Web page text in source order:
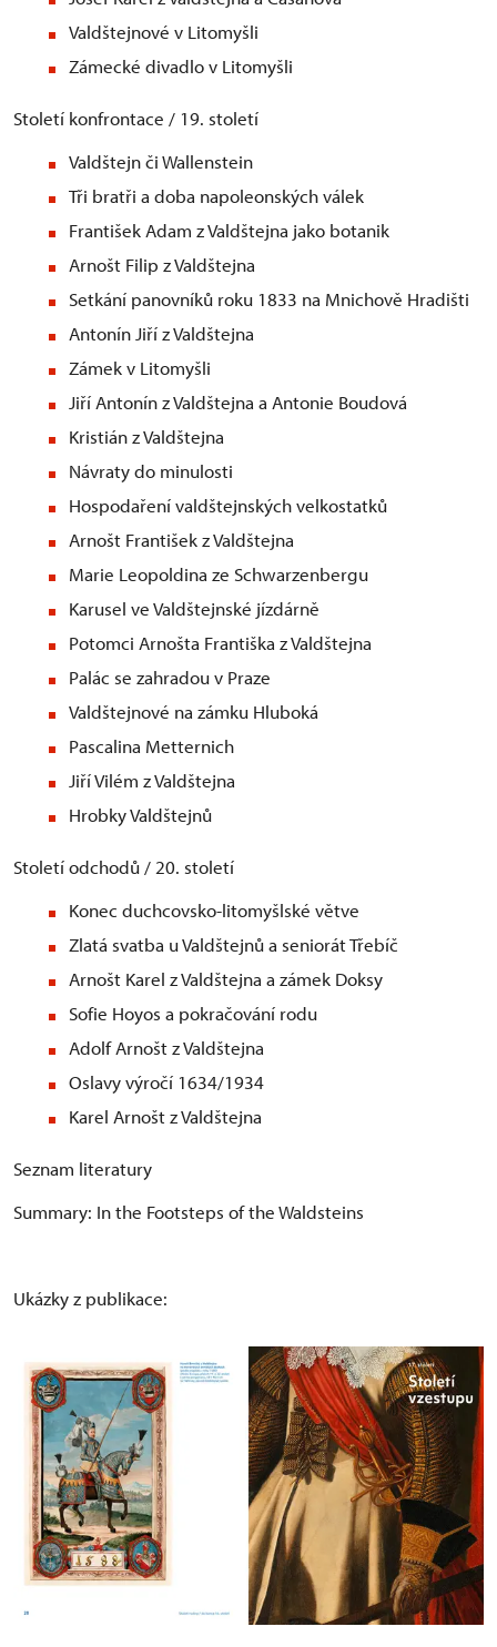
Valdštejnové v Litomyšli
Zámecké divadlo v Litomyšli
Století konfrontace / 19. století
Valdštejn či Wallenstein
Tři bratři a doba napoleonských válek
František Adam z Valdštejna jako botanik
Arnošt Filip z Valdštejna
Setkání panovníků roku 1833 na Mnichově Hradišti
Antonín Jiří z Valdštejna
Zámek v Litomyšli
Jiří Antonín z Valdštejna a Antonie Boudová
Kristián z Valdštejna
Návraty do minulosti
Hospodaření valdštejnských velkostatků
Arnošt František z Valdštejna
Marie Leopoldina ze Schwarzenbergu
Karusel ve Valdštejnské jízdárně
Potomci Arnošta Františka z Valdštejna
Palác se zahradou v Praze
Valdštejnové na zámku Hluboká
Pascalina Metternich
Jiří Vilém z Valdštejna
Hrobky Valdštejnů
Století odchodů / 20. století
Konec duchcovsko-litomyšlské větve
Zlatá svatba u Valdštejnů a seniorát Třebíč
Arnošt Karel z Valdštejna a zámek Doksy
Sofie Hoyos a pokračování rodu
Adolf Arnošt z Valdštejna
Oslavy výročí 1634/1934
Karel Arnošt z Valdštejna
Seznam literatury
Summary: In the Footsteps of the Waldsteins
Ukázky z publikace: